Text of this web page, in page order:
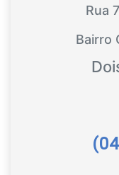
Rua
Bairro